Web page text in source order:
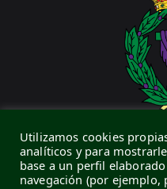
CONTACTO
C/ Vera Cruz, 9 ·
Utilizamos cookies
analíticos y para
base a un perfil
navegación (por ejemplo,